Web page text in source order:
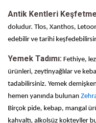
Antik Kentleri
doludur. Tlos, Xanthos,
edebilir ve tarihi
Yemek Tadımı: Fethiye,
ürünleri, zeytinyağlılar ve
tadabilirsiniz. Yemek
hemen yanında bulunan
Birçok pide, kebap, mangal
kahvaltı, alkolsüz kokteyller